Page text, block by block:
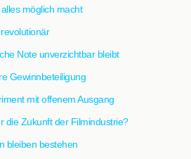
möglich macht
Note unverzichtbar bleibt
Gewinnbeteiligung
mit offenem Ausgang
die Zukunft der Filmindustrie?
bleiben bestehen